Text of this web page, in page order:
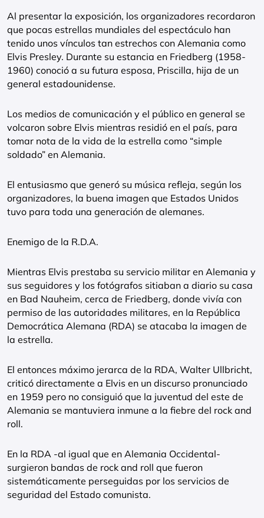
Al presentar la exposición, los organizadores recordaron
que pocas estrellas mundiales del espectáculo han
tenido unos vínculos tan estrechos con Alemania como
Elvis Presley. Durante su estancia en Friedberg (1958-
1960) conoció a su futura esposa, Priscilla, hija de un
general estadounidense.
Los medios de comunicación y el público en general se
volcaron sobre Elvis mientras residió en el país, para
tomar nota de la vida de la estrella como “simple
soldado” en Alemania.
El entusiasmo que generó su música refleja, según los
organizadores, la buena imagen que Estados Unidos
tuvo para toda una generación de alemanes.
Enemigo de la R.D.A.
Mientras Elvis prestaba su servicio militar en Alemania y
sus seguidores y los fotógrafos sitiaban a diario su casa
en Bad Nauheim, cerca de Friedberg, donde vivía con
permiso de las autoridades militares, en la República
Democrática Alemana (RDA) se atacaba la imagen de
la estrella.
El entonces máximo jerarca de la RDA, Walter Ullbricht,
criticó directamente a Elvis en un discurso pronunciado
en 1959 pero no consiguió que la juventud del este de
Alemania se mantuviera inmune a la fiebre del rock and
roll.
En la RDA -al igual que en Alemania Occidental-
surgieron bandas de rock and roll que fueron
sistemáticamente perseguidas por los servicios de
seguridad del Estado comunista.